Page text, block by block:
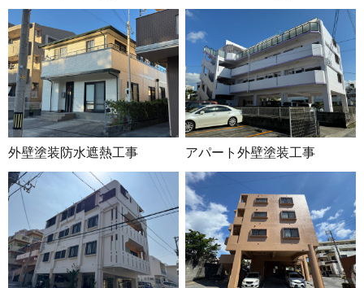
外壁塗装防水遮熱工事 アパート外壁塗装工事